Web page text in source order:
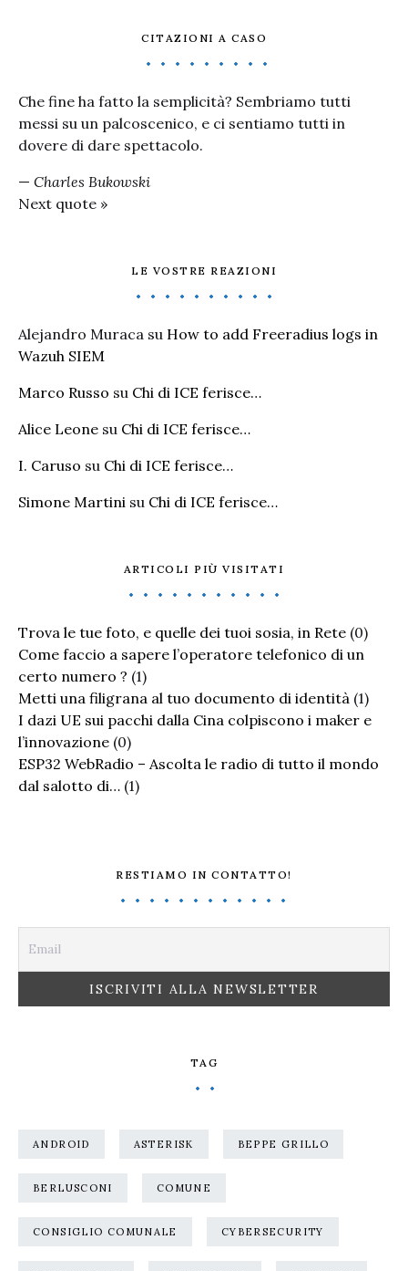
CITAZIONI A CASO
Che fine ha fatto la semplicità? Sembriamo tutti
messi su un palcoscenico, e ci sentiamo tutti in
dovere di dare spettacolo.
— Charles Bukowski
Next quote »
LE VOSTRE REAZIONI
Alejandro Muraca su How to add Freeradius logs in
Wazuh SIEM
Marco Russo su Chi di ICE ferisce…
Alice Leone su Chi di ICE ferisce…
I. Caruso su Chi di ICE ferisce…
Simone Martini su Chi di ICE ferisce…
ARTICOLI PIÙ VISITATI
Trova le tue foto, e quelle dei tuoi sosia, in Rete (0)
Come faccio a sapere l’operatore telefonico di un
certo numero ? (1)
Metti una filigrana al tuo documento di identità (1)
I dazi UE sui pacchi dalla Cina colpiscono i maker e
l’innovazione (0)
ESP32 WebRadio – Ascolta le radio di tutto il mondo
dal salotto di… (1)
RESTIAMO IN CONTATTO!
TAG
ANDROID ASTERISK BEPPE GRILLO
BERLUSCONI COMUNE
CONSIGLIO COMUNALE CYBERSECURITY